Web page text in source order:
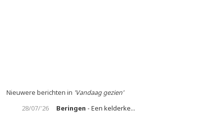
Nieuwere berichten in 'Vandaag gezien'
28/07/'26
Beringen - Een kelderke...